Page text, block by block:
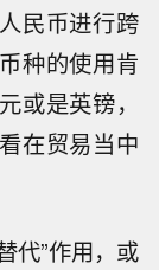
民币进行跨
种的使用肯
或是英镑，
在贸易当中
代”作用，或